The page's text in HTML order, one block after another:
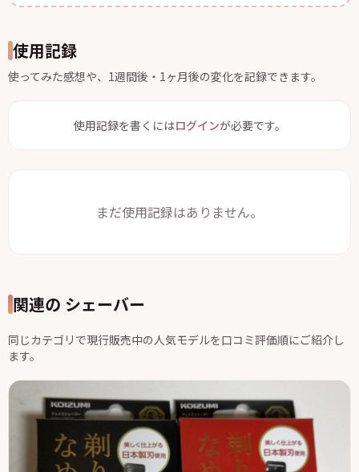
使用記録
使ってみた感想や、1週間後・1ヶ月後の変化を記録できます。
使用記録を書くにはログインが必要です。
まだ使用記録はありません。
関連の シェーバー
同じカテゴリで現行販売中の人気モデルを口コミ評価順にご紹介し
ます。